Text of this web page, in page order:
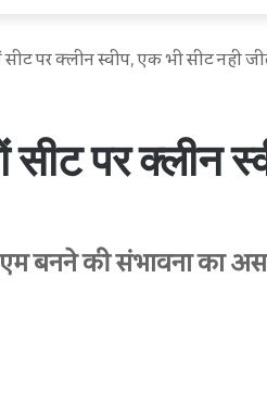
सीट पर क्लीन स्वीप, एक भी सीट नही
सीट पर क्लीन
बनने की संभावना का